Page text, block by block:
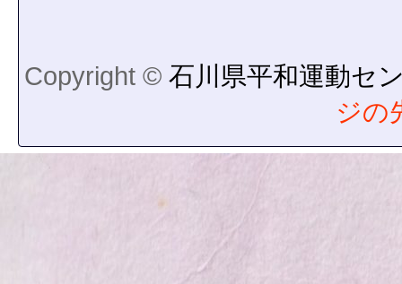
Copyright © 石川県平和運動セ
ジの